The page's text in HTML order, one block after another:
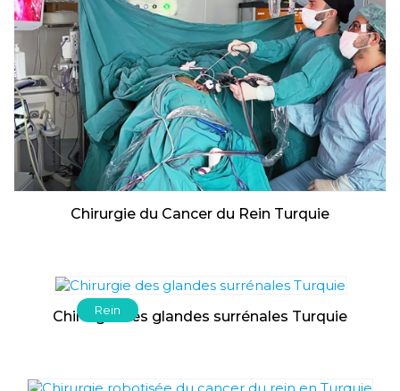
Chirurgie du Cancer du Rein Turquie
Rein
Chirurgie des glandes surrénales Turquie